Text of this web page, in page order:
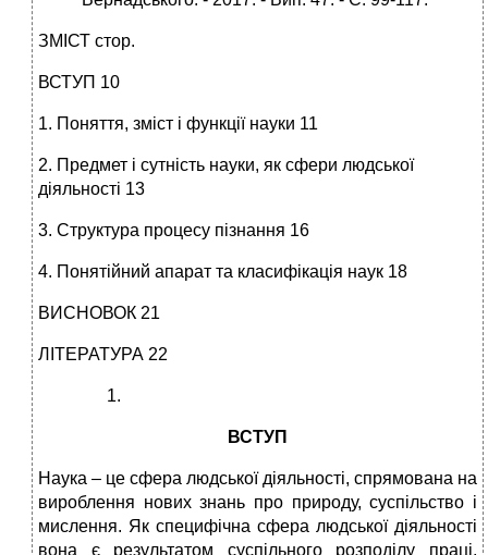
ЗМІСТ стор.
ВСТУП 10
1. Поняття, зміст і функції науки 11
2. Пред­мет і сутність науки, як сфери людсь­кої
діяльності 13
3. Структура процесу пі­знання 16
4. Понятійний апарат та класифі­кація наук 18
ВИСНОВОК 21
ЛІТЕРАТУРА 22
ВСТУП
Наука – це сфера людської діяльності, спрямована на
вироблення нових знань про природу, суспільство і
мислення. Як специфічна сфера людської діяльності
вона є результатом суспільного розподілу праці,